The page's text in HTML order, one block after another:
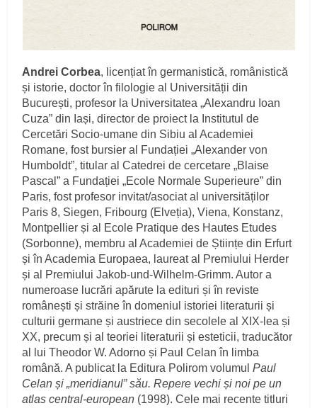
Andrei Corbea, licențiat în germanistică, românistică
și istorie, doctor în filologie al Universității din
București, profesor la Universitatea „Alexandru Ioan
Cuza” din Iași, director de proiect la Institutul de
Cercetări Socio-umane din Sibiu al Academiei
Romane, fost bursier al Fundației „Alexander von
Humboldt”, titular al Catedrei de cercetare „Blaise
Pascal” a Fundației „Ecole Normale Superieure” din
Paris, fost profesor invitat/asociat al universităților
Paris 8, Siegen, Fribourg (Elveția), Viena, Konstanz,
Montpellier și al Ecole Pratique des Hautes Etudes
(Sorbonne), membru al Academiei de Științe din Erfurt
și în Academia Europaea, laureat al Premiului Herder
și al Premiului Jakob-und-Wilhelm-Grimm. Autor a
numeroase lucrări apărute la edituri și în reviste
românești și străine în domeniul istoriei literaturii și
culturii germane și austriece din secolele al XIX-lea și
XX, precum și al teoriei literaturii și esteticii, traducător
al lui Theodor W. Adorno și Paul Celan în limba
română. A publicat la Editura Polirom volumulPaul
Celan și „meridianul” său. Repere vechi și noi pe un
atlas central-european (1998). Cele mai recente titluri